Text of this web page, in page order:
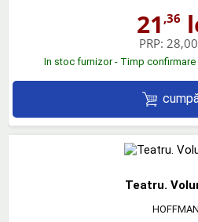
21 ,36
PRP:
In stoc furnizor - Timp
Teatru.
HOFFMAN